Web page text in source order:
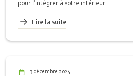
pour l’intégrer à votre intérieur.
Lire la suite
3 décembre 2024